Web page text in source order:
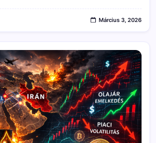
Március 3, 2026